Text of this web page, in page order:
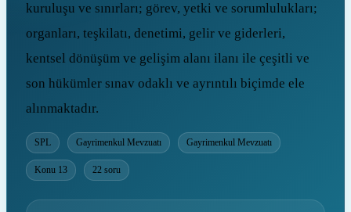
kuruluşu ve sınırları; görev, yetki ve sorumlulukları;
organları, teşkilatı, denetimi, gelir ve giderleri,
kentsel dönüşüm ve gelişim alanı ilanı ile çeşitli ve
son hükümler sınav odaklı ve ayrıntılı biçimde ele
alınmaktadır.
SPL Gayrimenkul Mevzuatı Gayrimenkul Mevzuatı
Konu 13 22 soru